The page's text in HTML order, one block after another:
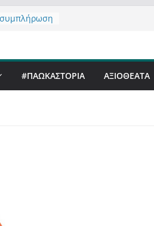
ο
#ΠΑΩΚΑΣΤΟΡΙΑ ΑΞΙΟΘΈΑΤΑ